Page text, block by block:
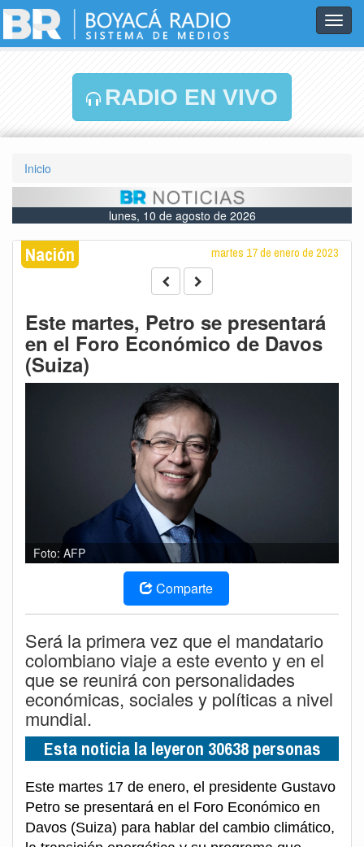
RADIO EN VIVO
Inicio
lunes, 10 de agosto de 2026
Nación martes 17 de enero de 2023
Este martes, Petro se presentará
en el Foro Económico de Davos
(Suiza)
Foto: AFP
Comparte
Será la primera vez que el mandatario
colombiano viaje a este evento y en el
que se reunirá con personalidades
económicas, sociales y políticas a nivel
mundial.
Esta noticia la leyeron 30638 personas
Este martes 17 de enero, el presidente Gustavo
Petro se presentará en el Foro Económico en
Davos (Suiza) para hablar del cambio climático,